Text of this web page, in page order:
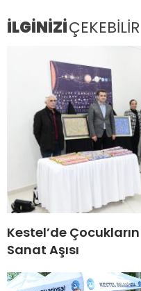
İLGİNİZİÇEKEBİLİR
Kestel’de Çocukların
Sanat Aşısı